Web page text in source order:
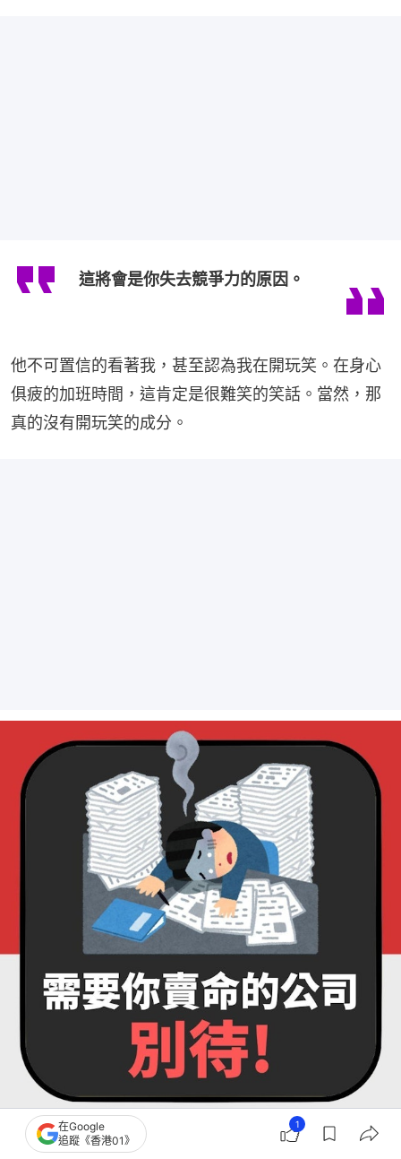
這將會是你失去競爭力的原因。
他不可置信的看著我，甚至認為我在開玩笑。在身心
俱疲的加班時間，這肯定是很難笑的笑話。當然，那
真的沒有開玩笑的成分。
需要你賣命的公司，別待（01製圖）
在Google
追蹤《香港01》
1